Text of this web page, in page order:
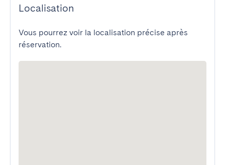
Localisation
Vous pourrez voir la localisation précise après
réservation.